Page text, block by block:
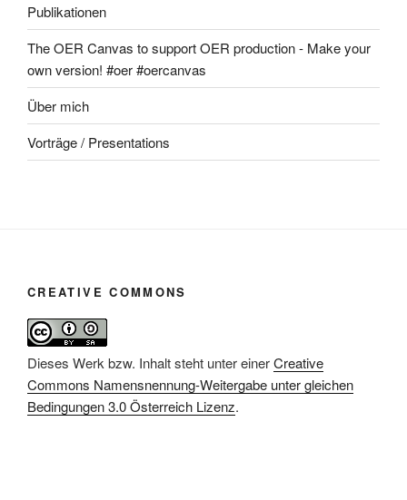
Publikationen
The OER Canvas to support OER production - Make your
own version! #oer #oercanvas
Über mich
Vorträge / Presentations
CREATIVE COMMONS
Dieses Werk bzw. Inhalt steht unter einerCreative
Commons Namensnennung-Weitergabe unter gleichen
Bedingungen 3.0 Österreich Lizenz.